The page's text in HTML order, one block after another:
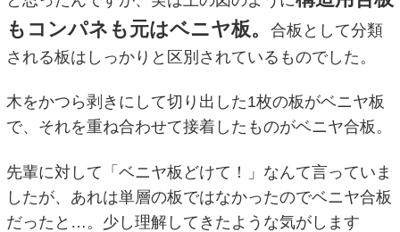
もコンパネも元はベニヤ板。
合板として分類
される板はしっかりと区別されているものでした。
木をかつら剥きにして切り出した1枚の板がベニヤ板
で、それを重ね合わせて接着したものがベニヤ合板。
先輩に対して「ベニヤ板どけて！」なんて言っていま
したが、あれは単層の板ではなかったのでベニヤ合板
だったと…。少し理解してきたような気がします